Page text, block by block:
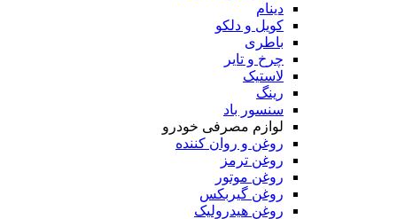
دینام
کویل و دلکو
باطری
چرخ و تایر
لاستیک
رینگ
سنسور باد
لوازم مصرفی خودرو
روغن و روان کننده
روغن ترمز
روغن موتور
روغن گیربکس
روغن هیدرولیک